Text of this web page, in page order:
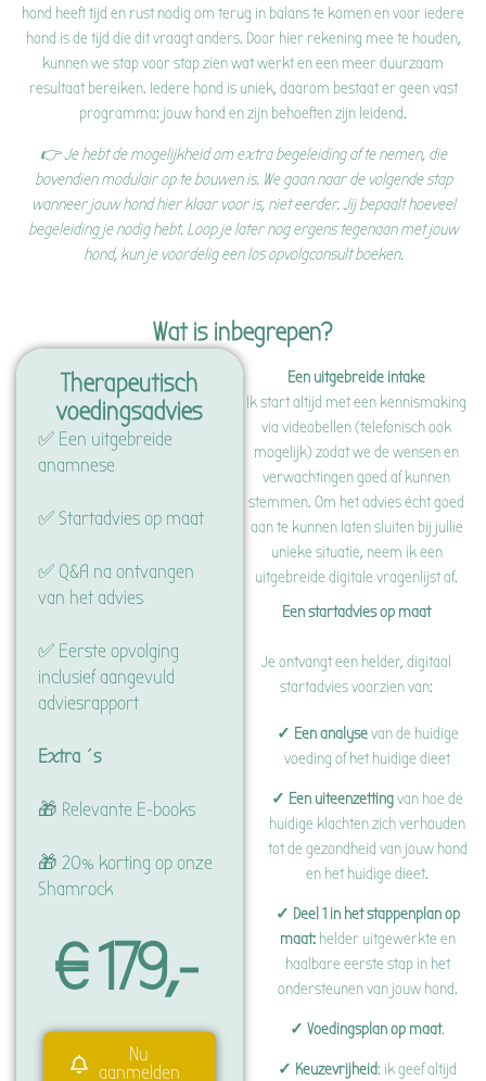
hond heeft tijd en rust nodig om terug in balans te komen en voor iedere
hond is de tijd die dit vraagt anders. Door hier rekening mee te houden,
kunnen we stap voor stap zien wat werkt en een meer duurzaam
resultaat bereiken. Iedere hond is uniek, daarom bestaat er geen vast
programma: jouw hond en zijn behoeften zijn leidend.
👉 Je hebt de mogelijkheid om extra begeleiding af te nemen, die
bovendien modulair op te bouwen is. We gaan naar de volgende stap
wanneer jouw hond hier klaar voor is, niet eerder. Jij bepaalt hoeveel
begeleiding je nodig hebt. Loop je later nog ergens tegenaan met jouw
hond, kun je voordelig een los opvolgconsult boeken.
Wat is inbegrepen?
Een uitgebreide intake
Ik start altijd met een kennismaking
via videobellen (telefonisch ook
mogelijk) zodat we de wensen en
verwachtingen goed af kunnen
stemmen. Om het advies écht goed
aan te kunnen laten sluiten bij jullie
unieke situatie, neem ik een
uitgebreide digitale vragenlijst af.
Een startadvies op maat
Je ontvangt een helder, digitaal
startadvies voorzien van:
✓ Een analysevan de huidige
voeding of het huidige dieet
✓ Een uiteenzettingvan hoe de
huidige klachten zich verhouden
tot de gezondheid van jouw hond
en het huidige dieet.
✓ Deel 1 in het stappenplan op
maat:helder uitgewerkte en
haalbare eerste stap in het
ondersteunen van jouw hond.
✓ Voedingsplan op maat.
✓ Keuzevrijheid: ik geef altijd
Therapeutisch
voedingsadvies
✅ Een uitgebreide
anamnese
✅ Startadvies op maat
✅ Q&A na ontvangen
van het advies
✅ Eerste opvolging
inclusief aangevuld
adviesrapport
Extra´s
🎁 Relevante E-books
🎁 20% korting op onze
Shamrock
€ 179,-
Nu
aanmelden